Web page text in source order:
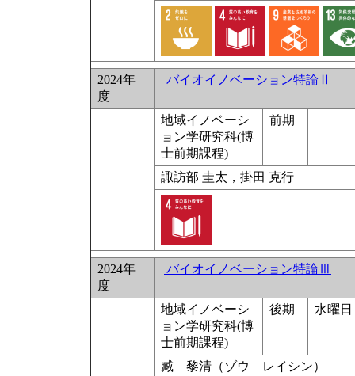
2024年
度
| バイオイノベーション特論Ⅱ
地域イノベーシ
ョン学研究科(博
士前期課程)
前期
諏訪部 圭太，掛田 克行
2024年
度
| バイオイノベーション特論Ⅲ
地域イノベーシ
ョン学研究科(博
士前期課程)
後期 水曜日
臧 黎清（ゾウ レイシン）